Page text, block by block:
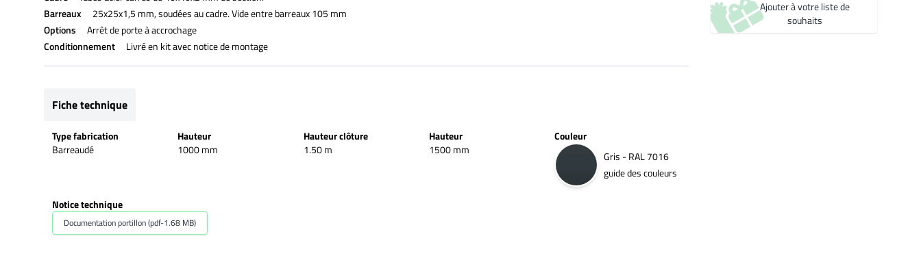
Barreaux
25x25x1,5 mm, soudées au cadre. Vide entre barreaux 105 mm
Options
Arrêt de porte à accrochage
Conditionnement
Livré en kit avec notice de montage
Fiche technique
Type fabrication
Barreaudé
Hauteur
1000 mm
Hauteur clôture
1.50 m
Hauteur
1500 mm
Couleur
Gris - RAL 7016
guide des couleurs
Notice technique
Documentation portillon (pdf-1.68 MB)
Ajouter à votre liste de
souhaits